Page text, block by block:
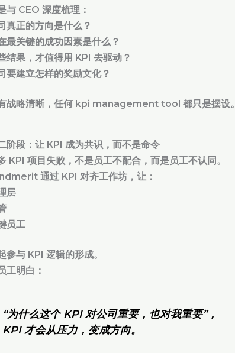
与 CEO 深度梳理：
真正的方向是什么？
最关键的成功因素是什么？
结果，才值得用 KPI 去驱动？
要建立怎样的奖励文化？
战略清晰，任何 kpi management tool 都只是摆设。
阶段：让 KPI 成为共识，而不是命令
KPI 项目失败，不是员工不配合，而是员工不认同。
通过 KPI 对齐工作坊，让：
层
员工
参与 KPI 逻辑的形成。
工明白：
“为什么这个 KPI 对公司重要，也对我重要”，
KPI 才会从压力，变成方向。